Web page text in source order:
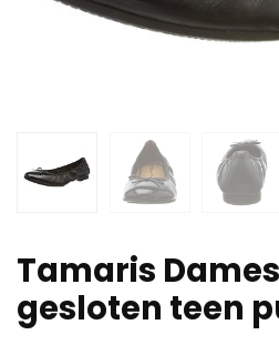
Tamaris Dames
gesloten teen